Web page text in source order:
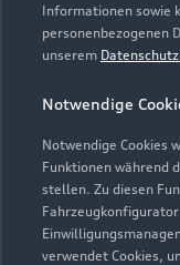
Informationen sowie
personenbezogenen
unserem
Notwendige
Notwendige Cookies
Funktionen während
stellen. Zu diesen
verwendet Cookies,
Zur Inspektion